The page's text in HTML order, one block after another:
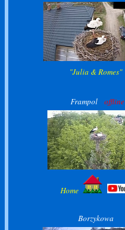
"Julia & Romes"
Frampol offline
Home
Borzykowa